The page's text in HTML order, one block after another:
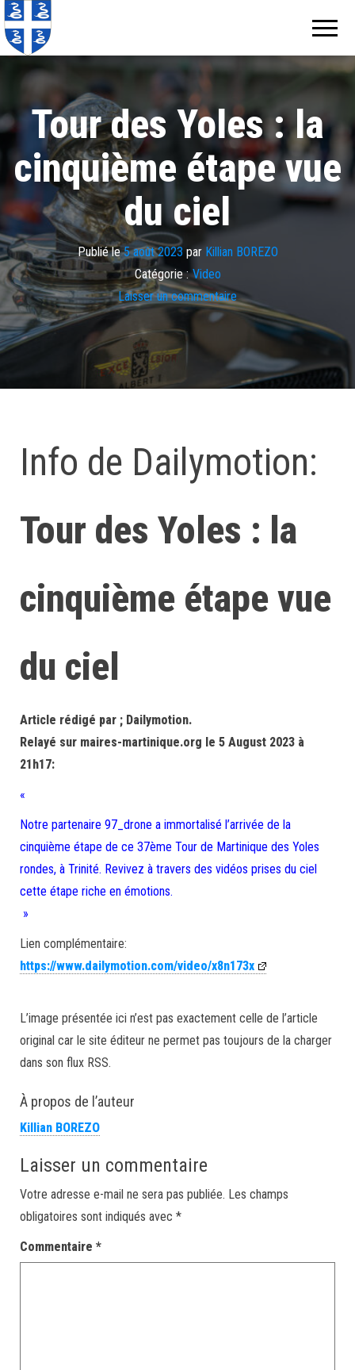
Tour des Yoles : la
cinquième étape vue
du ciel
Publié le5 août 2023 par Killian BOREZO
Catégorie : Video
Laisser un commentaire
Info de Dailymotion:
Tour des Yoles : la
cinquième étape vue
du ciel
Article rédigé par ; Dailymotion.
Relayé sur maires-martinique.org le 5 August 2023 à
21h17:
«
Notre partenaire 97_drone a immortalisé l’arrivée de la
cinquième étape de ce 37ème Tour de Martinique des Yoles
rondes, à Trinité. Revivez à travers des vidéos prises du ciel
cette étape riche en émotions.
»
Lien complémentaire:
https://www.dailymotion.com/video/x8n173x
L’image présentée ici n’est pas exactement celle de l’article
original car le site éditeur ne permet pas toujours de la charger
dans son flux RSS.
À propos de l’auteur
Killian BOREZO
Laisser un commentaire
Votre adresse e-mail ne sera pas publiée. Les champs
obligatoires sont indiqués avec *
Commentaire *